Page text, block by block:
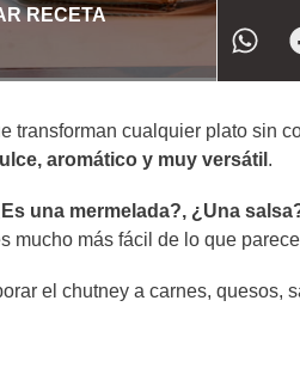
RECETA
transforman cualquier plato sin
aromático y muy versátil .
una mermelada?, ¿Una
mucho más fácil de lo que
el chutney a carnes, quesos,